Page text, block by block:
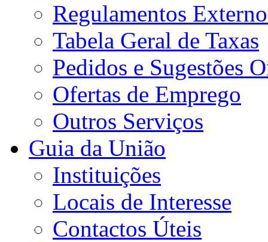
Regulamentos
Tabela Geral de Taxas
Pedidos e Sugestões
Ofertas de Emprego
Outros Serviços
Guia da União
Instituições
Locais de Interesse
Contactos Úteis